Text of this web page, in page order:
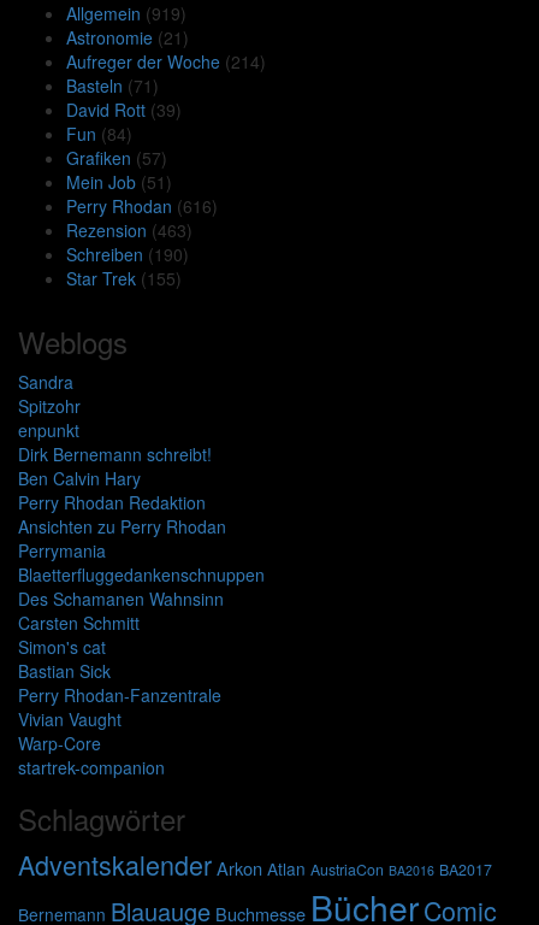
Allgemein (919)
Astronomie (21)
Aufreger der Woche (214)
Basteln (71)
David Rott (39)
Fun (84)
Grafiken (57)
Mein Job (51)
Perry Rhodan (616)
Rezension (463)
Schreiben (190)
Star Trek (155)
Weblogs
Sandra
Spitzohr
enpunkt
Dirk Bernemann schreibt!
Ben Calvin Hary
Perry Rhodan Redaktion
Ansichten zu Perry Rhodan
Perrymania
Blaetterfluggedankenschnuppen
Des Schamanen Wahnsinn
Carsten Schmitt
Simon's cat
Bastian Sick
Perry Rhodan-Fanzentrale
Vivian Vaught
Warp-Core
startrek-companion
Schlagwörter
AdventskalenderArkon Atlan AustriaCon BA2016 BA2017
Bernemann Blauauge Buchmesse BücherComic